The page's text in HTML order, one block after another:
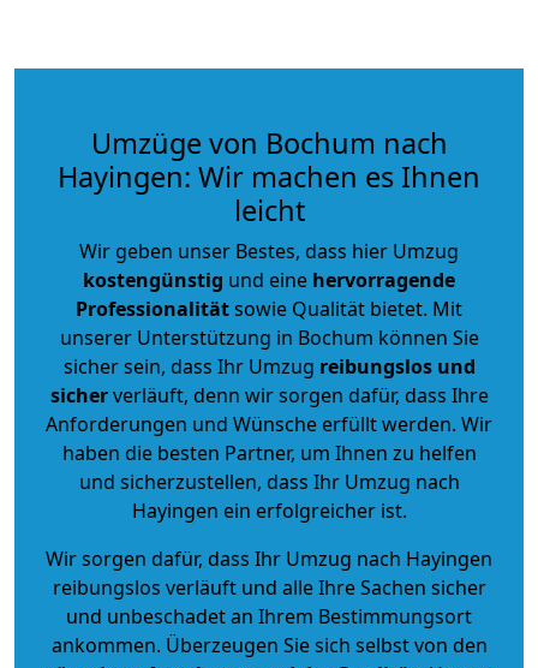
Umzüge von Bochum nach
Hayingen: Wir machen es Ihnen
leicht
Wir geben unser Bestes, dass hier Umzug
kostengünstig und eine hervorragende
Professionalitätsowie Qualität bietet. Mit
unserer Unterstützung in Bochum können Sie
sicher sein, dass Ihr Umzug reibungslos und
sicherverläuft, denn wir sorgen dafür, dass Ihre
Anforderungen und Wünsche erfüllt werden. Wir
haben die besten Partner, um Ihnen zu helfen
und sicherzustellen, dass Ihr Umzug nach
Hayingen ein erfolgreicher ist.
Wir sorgen dafür, dass Ihr Umzug nach Hayingen
reibungslos verläuft und alle Ihre Sachen sicher
und unbeschadet an Ihrem Bestimmungsort
ankommen. Überzeugen Sie sich selbst von den